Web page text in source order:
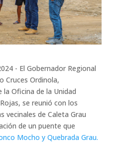
- El Gobernador Regional
Cruces Ordinola,
Oficina de la Unidad
se reunió con los
vecinales de Caleta Grau
de un puente que
Mocho y Quebrada Grau.